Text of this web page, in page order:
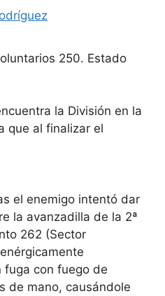
250. Estado
la División en la
que al finalizar el
el enemigo intentó dar
la avanzadilla de la 2ª
262 (Sector
fuga con fuego de
de mano, causándole